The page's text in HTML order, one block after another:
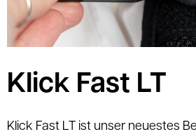
Klick Fast LT
Klick Fast LT ist unser neuestes